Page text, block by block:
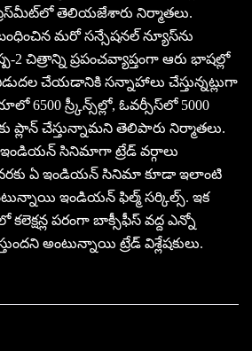
తెలియజేశారు నిర్మాతలు.
మరో సన్సేషనల్‌ న్యూస్‌ను
2 చిత్రాన్ని ప్రపంచవ్యాప్తంగా ఆరు భాషల్లో
విడుదల చేయడానికి సన్నాహాలు చేస్తున్నట్లుగా
6500 స్ర్కీన్స్‌ల్లో, ఓవర్సీస్‌లో 5000
ప్లాన్‌ చేస్తున్నామని తెలిపారు నిర్మాతలు.
ఇండియన్‌ సినిమాగా ట్రేడ్‌ వర్గాలు
ఏ ఇండియన్‌ సినిమా కూడా ఇలాంటి
ఇండియన్‌ ఫిల్మ్‌ సర్కిల్స్‌. ఇక
పరంగా బాక్సీఫీస్‌ వద్ద ఎన్నో
అంటున్నాయి ట్రేడ్‌ విశ్లేషకులు.